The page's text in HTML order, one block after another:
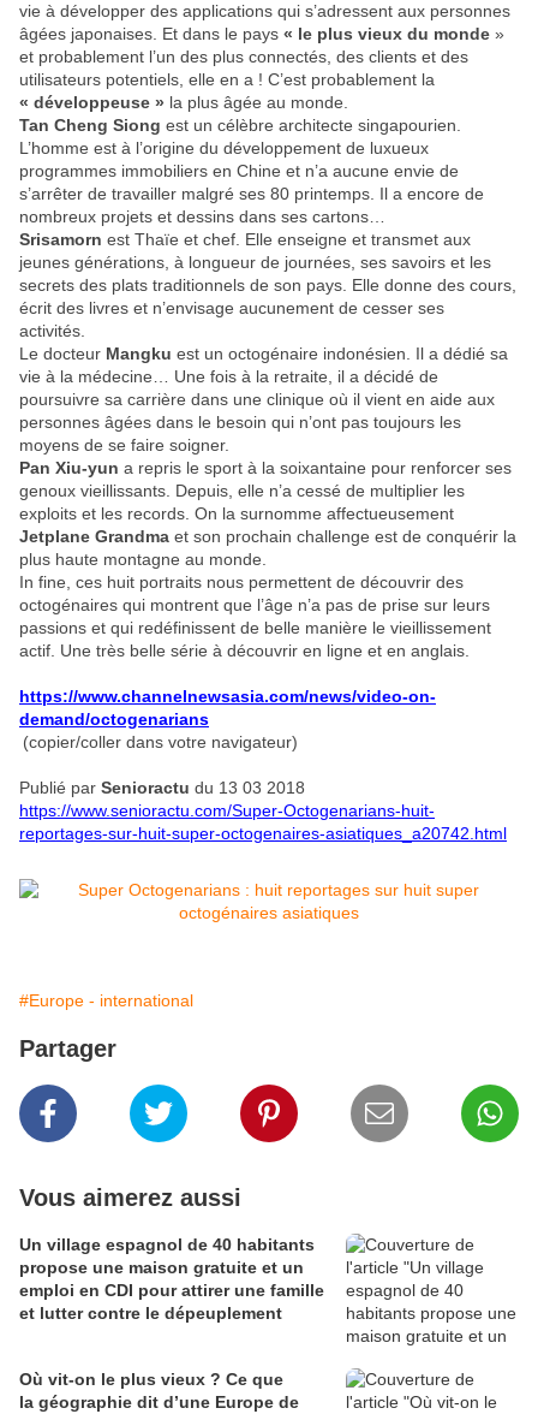
vie à développer des applications qui s’adressent aux personnes
âgées japonaises. Et dans le pays « le plus vieux du monde »
et probablement l’un des plus connectés, des clients et des
utilisateurs potentiels, elle en a ! C’est probablement la
« développeuse » la plus âgée au monde.
Tan Cheng Siong est un célèbre architecte singapourien.
L’homme est à l’origine du développement de luxueux
programmes immobiliers en Chine et n’a aucune envie de
s’arrêter de travailler malgré ses 80 printemps. Il a encore de
nombreux projets et dessins dans ses cartons…
Srisamorn est Thaïe et chef. Elle enseigne et transmet aux
jeunes générations, à longueur de journées, ses savoirs et les
secrets des plats traditionnels de son pays. Elle donne des cours,
écrit des livres et n’envisage aucunement de cesser ses
activités.
Le docteur Mangku est un octogénaire indonésien. Il a dédié sa
vie à la médecine… Une fois à la retraite, il a décidé de
poursuivre sa carrière dans une clinique où il vient en aide aux
personnes âgées dans le besoin qui n’ont pas toujours les
moyens de se faire soigner.
Pan Xiu-yun a repris le sport à la soixantaine pour renforcer ses
genoux vieillissants. Depuis, elle n’a cessé de multiplier les
exploits et les records. On la surnomme affectueusement
Jetplane Grandma et son prochain challenge est de conquérir la
plus haute montagne au monde.
In fine, ces huit portraits nous permettent de découvrir des
octogénaires qui montrent que l’âge n’a pas de prise sur leurs
passions et qui redéfinissent de belle manière le vieillissement
actif. Une très belle série à découvrir en ligne et en anglais.
https://www.channelnewsasia.com/news/video-on-
demand/octogenarians
(copier/coller dans votre navigateur)
Publié par Senioractu du 13 03 2018
https://www.senioractu.com/Super-Octogenarians-huit-
reportages-sur-huit-super-octogenaires-asiatiques_a20742.html
#Europe - international
Partager
Vous aimerez aussi
Un village espagnol de 40 habitants
propose une maison gratuite et un
emploi en CDI pour attirer une famille
et lutter contre le dépeuplement
Où vit-on le plus vieux ? Ce que
la géographie dit d’une Europe de